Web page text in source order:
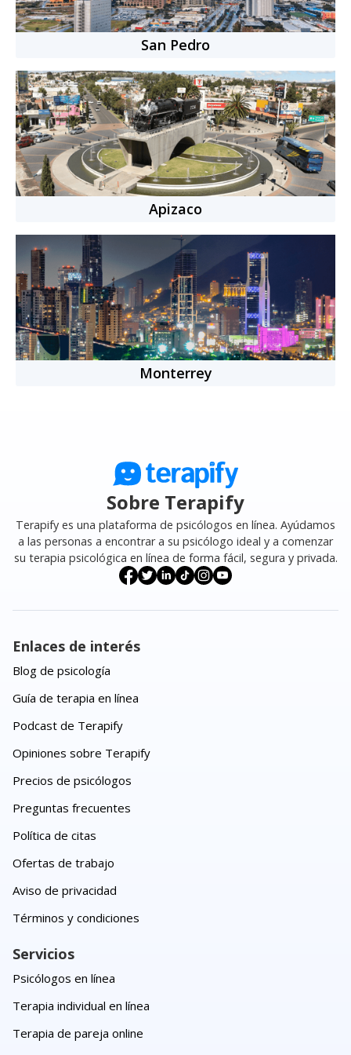
San Pedro
Apizaco
Monterrey
Sobre Terapify
Terapify es una plataforma de psicólogos en línea. Ayúdamos
a las personas a encontrar a su psicólogo ideal y a comenzar
su terapia psicológica en línea de forma fácil, segura y privada.
Enlaces de interés
Blog de psicología
Guía de terapia en línea
Podcast de Terapify
Opiniones sobre Terapify
Precios de psicólogos
Preguntas frecuentes
Política de citas
Ofertas de trabajo
Aviso de privacidad
Términos y condiciones
Servicios
Psicólogos en línea
Terapia individual en línea
Terapia de pareja online